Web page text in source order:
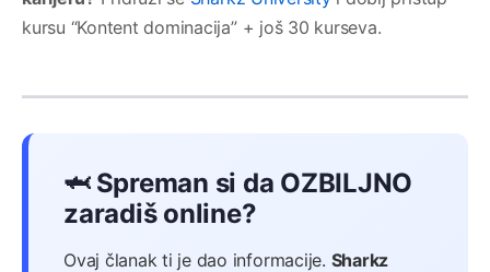
kursu “Kontent dominacija” + još 30 kurseva.
🦈 Spreman si da OZBILJNO
zaradiš online?
Ovaj članak ti je dao informacije. Sharkz